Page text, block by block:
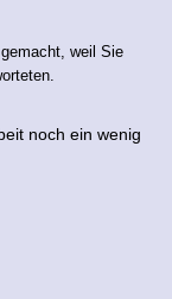
weil Sie
noch ein wenig